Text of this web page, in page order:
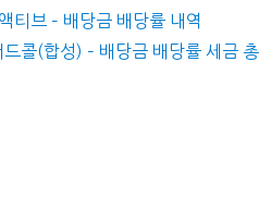
티브 – 배당금 배당률 내역
콜(합성) – 배당금 배당률 세금